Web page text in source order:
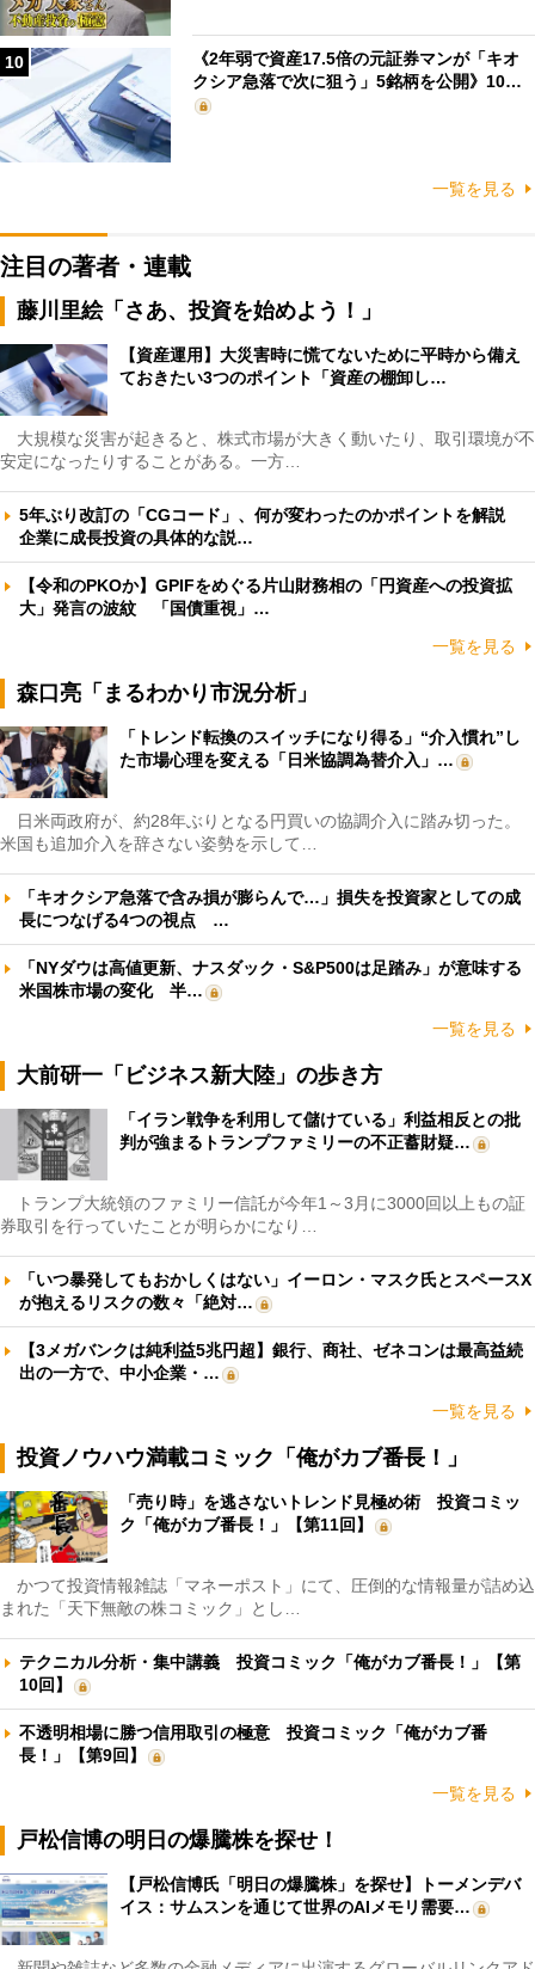
10
《2年弱で資産17.5倍の元証券マンが「キオ
クシア急落で次に狙う」5銘柄を公開》10…
一覧を見る
注目の著者・連載
藤川里絵「さあ、投資を始めよう！」
【資産運用】大災害時に慌てないために平時から備え
ておきたい3つのポイント「資産の棚卸し…
大規模な災害が起きると、株式市場が大きく動いたり、取引環境が不
安定になったりすることがある。一方…
5年ぶり改訂の「CGコード」、何が変わったのかポイントを解説
企業に成長投資の具体的な説…
【令和のPKOか】GPIFをめぐる片山財務相の「円資産への投資拡
大」発言の波紋 「国債重視」…
一覧を見る
森口亮「まるわかり市況分析」
「トレンド転換のスイッチになり得る」“介入慣れ”し
た市場心理を変える「日米協調為替介入」…
日米両政府が、約28年ぶりとなる円買いの協調介入に踏み切った。
米国も追加介入を辞さない姿勢を示して…
「キオクシア急落で含み損が膨らんで…」損失を投資家としての成
長につなげる4つの視点 …
「NYダウは高値更新、ナスダック・S&P500は足踏み」が意味する
米国株市場の変化 半…
一覧を見る
大前研一「ビジネス新大陸」の歩き方
「イラン戦争を利用して儲けている」利益相反との批
判が強まるトランプファミリーの不正蓄財疑…
トランプ大統領のファミリー信託が今年1～3月に3000回以上もの証
券取引を行っていたことが明らかになり…
「いつ暴発してもおかしくはない」イーロン・マスク氏とスペースX
が抱えるリスクの数々「絶対…
【3メガバンクは純利益5兆円超】銀行、商社、ゼネコンは最高益続
出の一方で、中小企業・…
一覧を見る
投資ノウハウ満載コミック「俺がカブ番長！」
「売り時」を逃さないトレンド見極め術 投資コミッ
ク「俺がカブ番長！」【第11回】
かつて投資情報雑誌「マネーポスト」にて、圧倒的な情報量が詰め込
まれた「天下無敵の株コミック」とし…
テクニカル分析・集中講義 投資コミック「俺がカブ番長！」【第
10回】
不透明相場に勝つ信用取引の極意 投資コミック「俺がカブ番
長！」【第9回】
一覧を見る
戸松信博の明日の爆騰株を探せ！
【戸松信博氏「明日の爆騰株」を探せ】トーメンデバ
イス：サムスンを通じて世界のAIメモリ需要…